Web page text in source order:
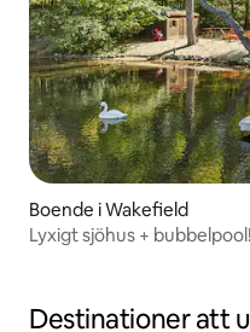
Boende i Wakefield
Lyxigt sjöhus +
Destinationer att